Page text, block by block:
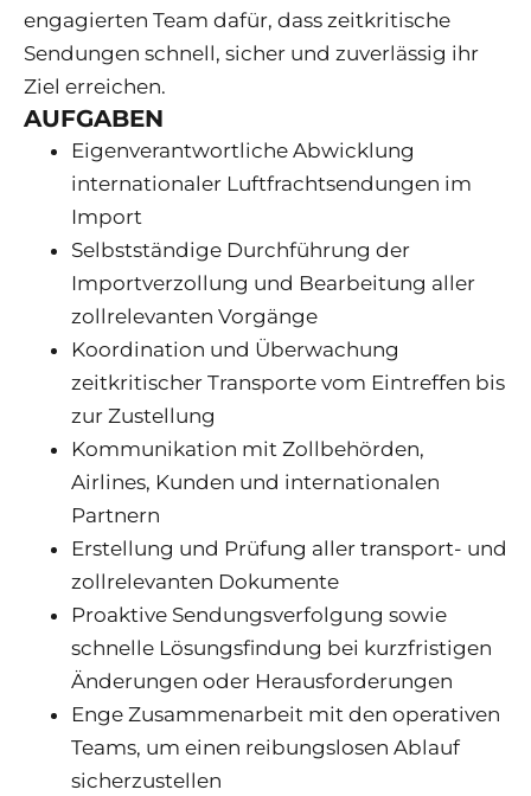
engagierten Team dafür, dass zeitkritische
Sendungen schnell, sicher und zuverlässig ihr
Ziel erreichen.
AUFGABEN
Eigenverantwortliche Abwicklung
internationaler Luftfrachtsendungen im
Import
Selbstständige Durchführung der
Importverzollung und Bearbeitung aller
zollrelevanten Vorgänge
Koordination und Überwachung
zeitkritischer Transporte vom Eintreffen bis
zur Zustellung
Kommunikation mit Zollbehörden,
Airlines, Kunden und internationalen
Partnern
Erstellung und Prüfung aller transport- und
zollrelevanten Dokumente
Proaktive Sendungsverfolgung sowie
schnelle Lösungsfindung bei kurzfristigen
Änderungen oder Herausforderungen
Enge Zusammenarbeit mit den operativen
Teams, um einen reibungslosen Ablauf
sicherzustellen